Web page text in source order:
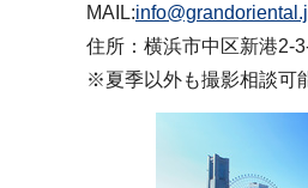
MAIL:
住所：横浜市中区新港2-
※夏季以外も撮影相談可